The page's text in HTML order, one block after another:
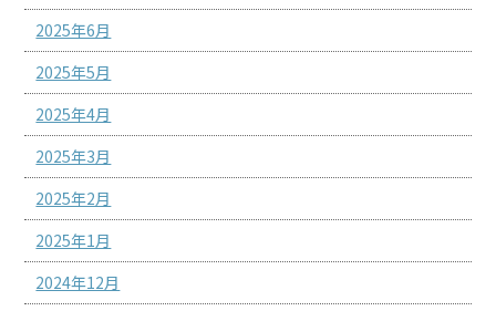
2025年6月
2025年5月
2025年4月
2025年3月
2025年2月
2025年1月
2024年12月